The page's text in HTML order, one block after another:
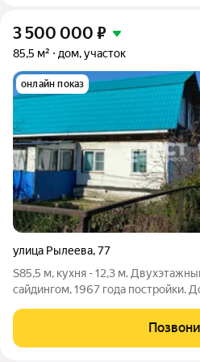
3 500 000 ₽
85,5 м² дом, участок
онлайн показ
улица Рылеева,77
S85,5 м, кухня - 12,3 м.
сайдингом, 1967 года постройки.
косметический ремонт. Окна
ламинат. Потолки - натяжные.